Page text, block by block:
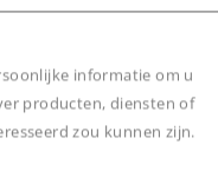
informatie om u
producten, diensten of
zou kunnen zijn.